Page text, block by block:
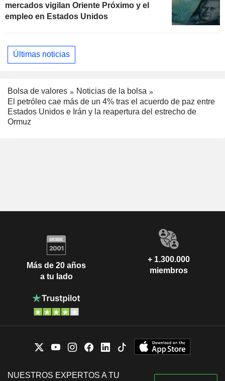
mercados vigilan Oriente Próximo y el
empleo en Estados Unidos
Últimas noticias
Bolsa de valores
Noticias de la bolsa
El petróleo cae más de un 4% tras el acuerdo de paz entre
Estados Unidos e Irán y la reapertura del estrecho de
Ormuz
Más de 20 años
a tu lado
+ 1.300.000
miembros
NUESTROS EXPERTOS A TU